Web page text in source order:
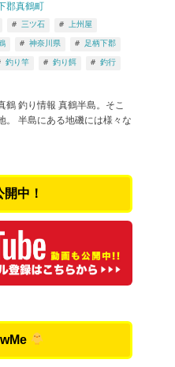
から検索
郡真鶴町
三ツ石 上州屋
神奈川県 足柄下郡
釣り竿 釣り餌 釣行
鶴 釣り情報 真鶴半島。そこ
。 半島にある地磯には様々な
中！